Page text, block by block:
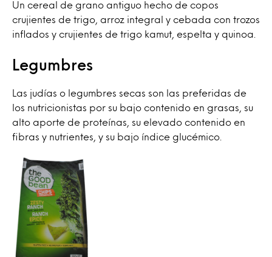
Un cereal de grano antiguo hecho de copos
crujientes de trigo, arroz integral y cebada con trozos
inflados y crujientes de trigo kamut, espelta y quinoa.
Legumbres
Las judías o legumbres secas son las preferidas de
los nutricionistas por su bajo contenido en grasas, su
alto aporte de proteínas, su elevado contenido en
fibras y nutrientes, y su bajo índice glucémico.